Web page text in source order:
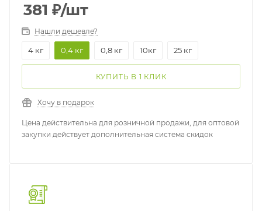
381 ₽/шт
Нашли дешевле?
4 кг 0,4 кг 0,8 кг 10кг 25 кг
КУПИТЬ В 1 КЛИК
Хочу в подарок
Цена действительна для розничной продажи, для оптовой
закупки действует дополнительная система скидок